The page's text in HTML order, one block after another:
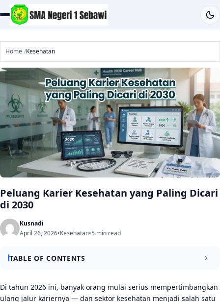
Home Kesehatan
Peluang Karier Kesehatan yang Paling Dicari
di 2030
Kusnadi
April 26, 2026•Kesehatan•5 min read
TABLE OF CONTENTS
Profesi Kesehatan dengan Permintaan Tertinggi Menuju
2030
Di tahun 2026 ini, banyak orang mulai serius mempertimbangkan
ulang jalur kariernya — dan sektor kesehatan menjadi salah satu